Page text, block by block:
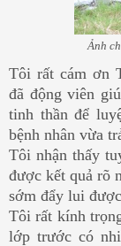
Ảnh
Tôi rất cám ơn
đã động viên
tinh thần để
bệnh nhân vừa
Tôi nhận thấy
được kết quả rõ
sớm đẩy lui
Tôi rất kính
lớp trước có